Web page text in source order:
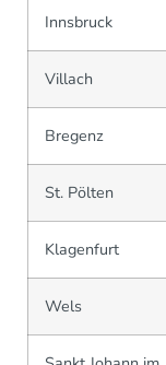
Innsbruck
Villach
Bregenz
St. Pölten
Klagenfurt
Wels